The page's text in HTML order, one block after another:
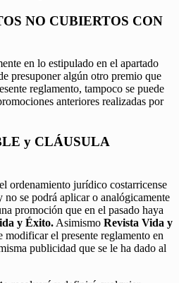
NO CUBIERTOS CON
en lo estipulado en el apartado
presuponer algún otro premio que
reglamento, tampoco se puede
anteriores realizadas por
y CLÁUSULA
ordenamiento jurídico costarricense
no se podrá aplicar o analógicamente
promoción que en el pasado haya
y Éxito. Asimismo Revista Vida y
modificar el presente reglamento en
publicidad que se le ha dado al